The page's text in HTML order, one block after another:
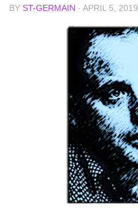
BY ST-GERMAIN · APRIL 5, 2019